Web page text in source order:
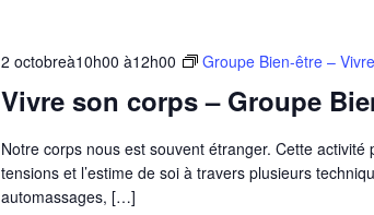
Vivre son corps – Groupe
2 octobreà10h00 à12h00 Groupe Bien-être –
Notre corps nous est souvent étranger. Cette
tensions et l’estime de soi à travers plusieurs
automassages, […]